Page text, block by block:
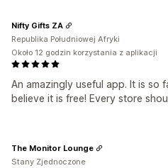
An amazingly useful app. It is so
believe it is free! Every store
Nifty Gifts ZA
Republika Południowej Afryki
Około 12 godzin korzystania z aplikacji
The Monitor Lounge
Stany Zjednoczone